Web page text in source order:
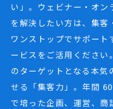
い」。ウェビナー・オン
を解決したい方は、集客
ワンストップでサポート
ービスをご活用ください
のターゲットとなる本気
せる「集客力」。年間
で培った企画、運営、商